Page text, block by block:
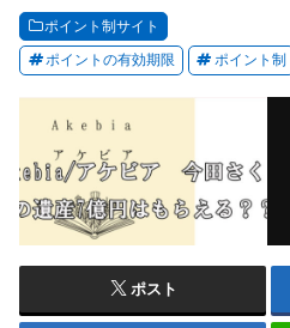
ポイント制サイト
ポイントの有効期限 ポイント制
ポスト